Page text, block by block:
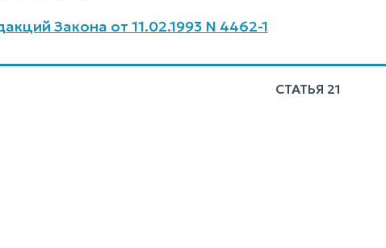
Закона от 11.02.1993 N 4462-1
СТАТЬЯ 21